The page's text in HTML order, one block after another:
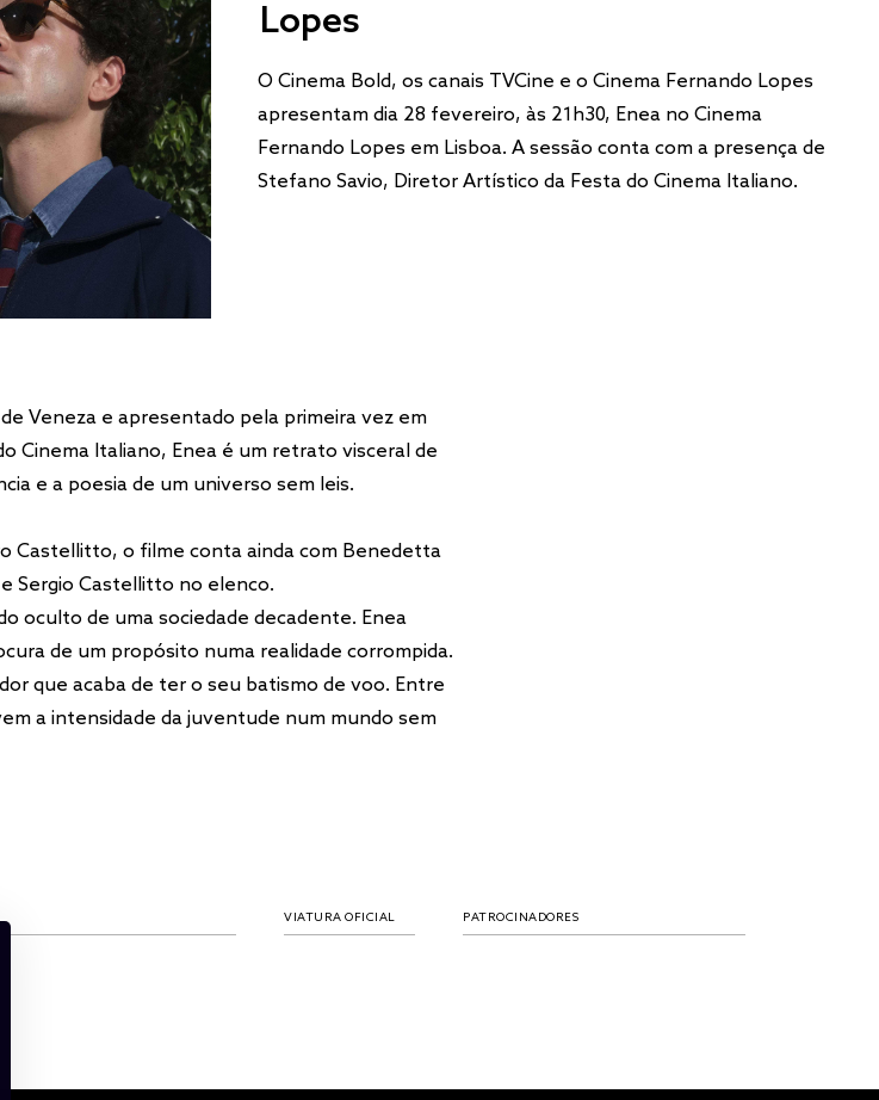
Lopes
O Cinema Bold, os canais TVCine e o Cinema Fernando Lopes
apresentam dia 28 fevereiro, às 21h30, Enea no Cinema
Fernando Lopes em Lisboa. A sessão conta com a presença de
Stefano Savio, Diretor Artístico da Festa do Cinema Italiano.
Veneza e apresentado pela primeira vez em
Cinema Italiano, Enea é um retrato visceral de
e a poesia de um universo sem leis.
Castellitto, o filme conta ainda com Benedetta
Sergio Castellitto no elenco.
oculto de uma sociedade decadente. Enea
de um propósito numa realidade corrompida.
que acaba de ter o seu batismo de voo. Entre
a intensidade da juventude num mundo sem
PATROCINADORES